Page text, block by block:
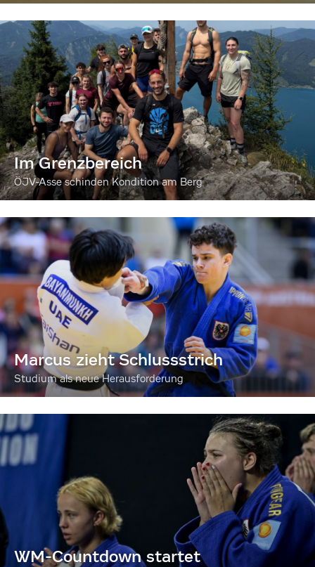
Im Grenzbereich
ÖJV-Asse schinden Kondition am Berg
Marcus zieht Schlussstrich
Studium als neue Herausforderung
WM-Countdown startet